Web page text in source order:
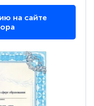
на сайте